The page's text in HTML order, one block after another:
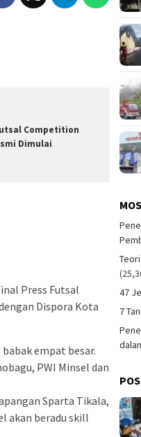
Competition
Dimulai
Press Futsal
Dispora Kota
empat besar.
PWI Minsel dan
Sparta Tikala,
akan beradu skill
47
7